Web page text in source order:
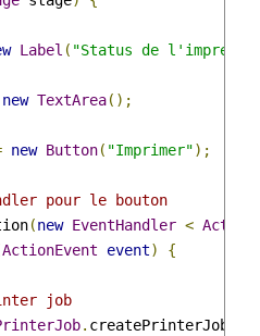
Label ( "Status de
new TextArea();
new Button( "Imprimer");
pour le bouton
(new EventHandler <
ActionEvent event) {
job
. createPrinterJob